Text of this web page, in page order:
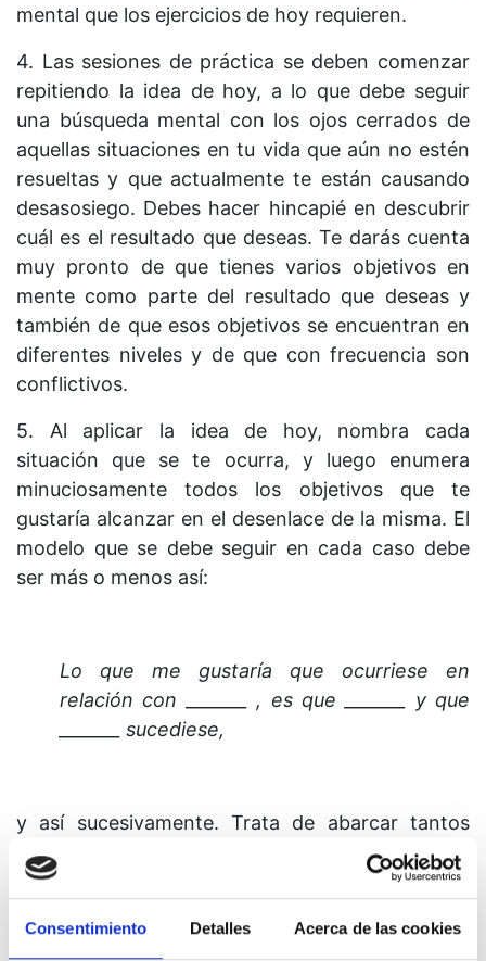
Consentimiento Detalles Acerca de las cookies
mental que los ejercicios de hoy requieren.
4. Las sesiones de práctica se deben comenzar
repitiendo la idea de hoy, a lo que debe seguir
una búsqueda mental con los ojos cerrados de
aquellas situaciones en tu vida que aún no estén
resueltas y que actualmente te están causando
desasosiego. Debes hacer hincapié en descubrir
cuál es el resultado que deseas. Te darás cuenta
muy pronto de que tienes varios objetivos en
mente como parte del resultado que deseas y
también de que esos objetivos se encuentran en
diferentes niveles y de que con frecuencia son
conflictivos.
5. Al aplicar la idea de hoy, nombra cada
situación que se te ocurra, y luego enumera
minuciosamente todos los objetivos que te
gustaría alcanzar en el desenlace de la misma. El
modelo que se debe seguir en cada caso debe
ser más o menos así:
Lo que me gustaría que ocurriese en
relación con _______ , es que _______ y que
_______ sucediese,
y así sucesivamente. Trata de abarcar tantos
diferentes desenlaces como honestamente se te
ocurran, aun cuando algunos de ellos no
situación, o, lo que es más, ni siquiera parezcan